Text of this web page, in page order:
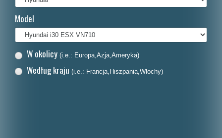
Italiano
Dansk
Model
W okolicy (i.e.: Europa,Azja,Ameryka)
Według kraju (i.e.: Francja,Hiszpania,Włochy)